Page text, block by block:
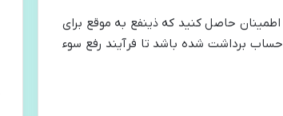
حاصل کنید که ذینفع به موقع برای
برداشت شده باشد تا فرآیند رفع سوء